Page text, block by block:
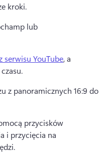
kroki.
lub
serwisu YouTube, a
z panoramicznych 16:9 do
przycisków
.